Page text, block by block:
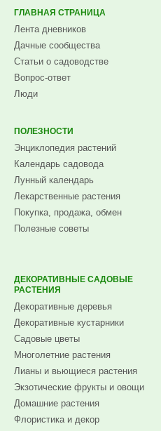
ГЛАВНАЯ СТРАНИЦА
Лента дневников
Дачные сообщества
Статьи о садоводстве
Вопрос-ответ
Люди
ПОЛЕЗНОСТИ
Энциклопедия растений
Календарь садовода
Лунный календарь
Лекарственные растения
Покупка, продажа, обмен
Полезные советы
ДЕКОРАТИВНЫЕ САДОВЫЕ
РАСТЕНИЯ
Декоративные деревья
Декоративные кустарники
Садовые цветы
Многолетние растения
Лианы и вьющиеся растения
Экзотические фрукты и овощи
Домашние растения
Флористика и декор